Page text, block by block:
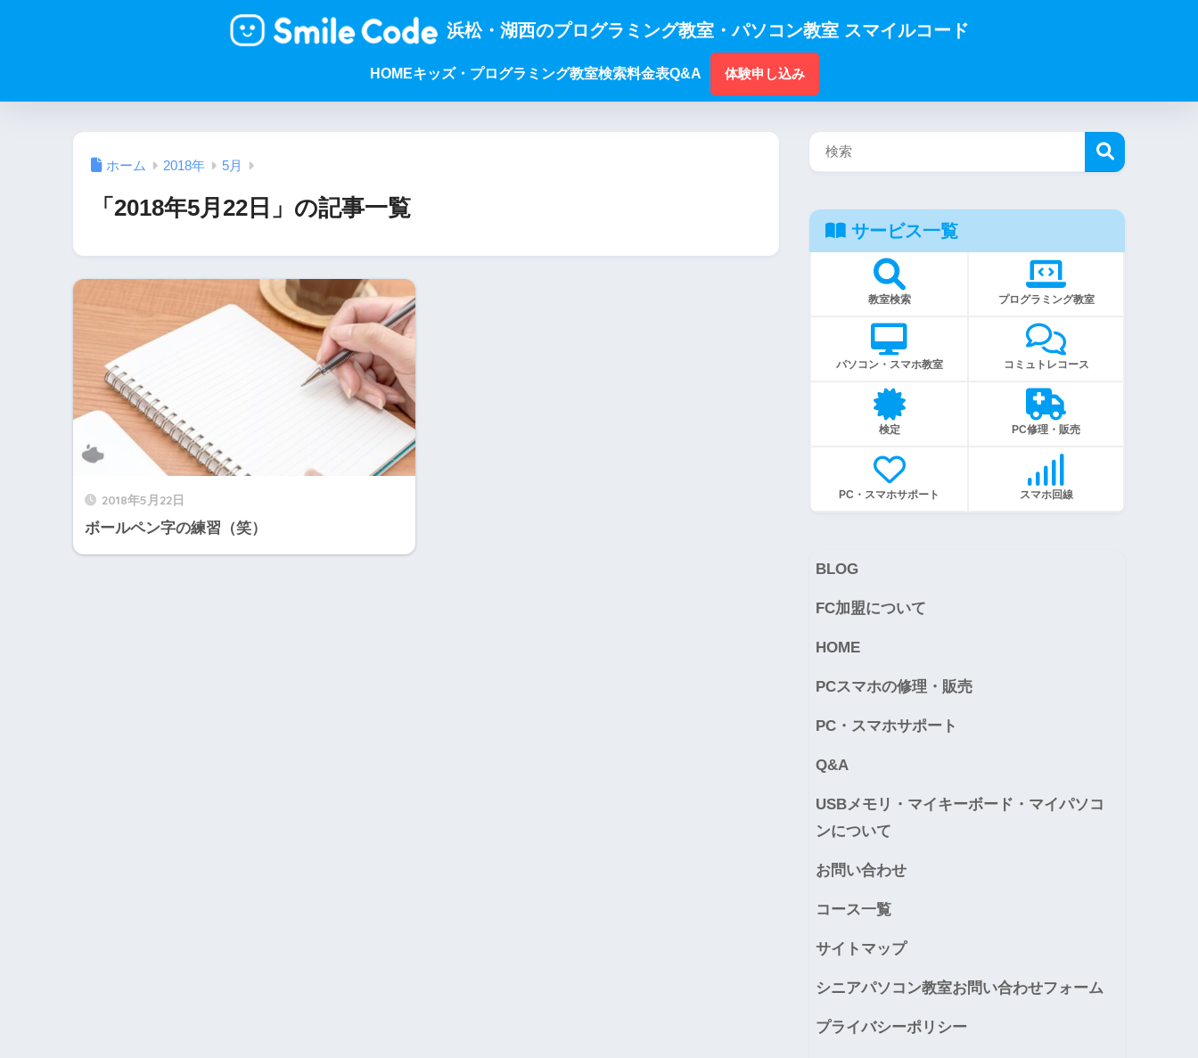
浜松・湖西のプログラミング教室・パソコン教室 スマイルコード
HOMEキッズ・プログラミング教室検索料金表Q&A 体験申し込み
ホーム 2018年 5月
「2018年5月22日」の記事一覧
2018年5月22日
ボールペン字の練習（笑）
サービス一覧
教室検索 プログラミング教室
パソコン・スマホ教室 コミュトレコース
検定 PC修理・販売
PC・スマホサポート スマホ回線
BLOG
FC加盟について
HOME
PCスマホの修理・販売
PC・スマホサポート
Q&A
USBメモリ・マイキーボード・マイパソコ
ンについて
お問い合わせ
コース一覧
サイトマップ
シニアパソコン教室お問い合わせフォーム
プライバシーポリシー